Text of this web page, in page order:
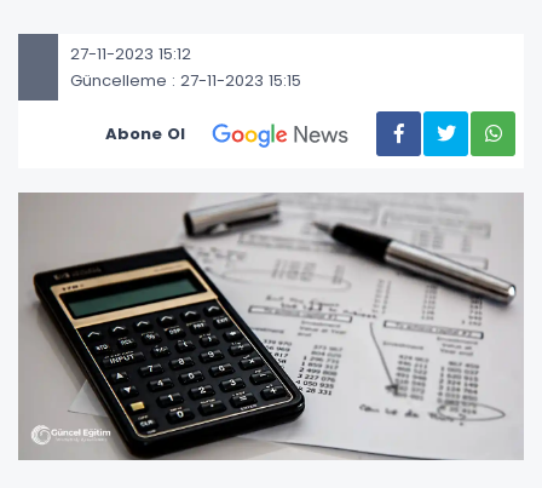
27-11-2023 15:12
Güncelleme : 27-11-2023 15:15
Abone Ol